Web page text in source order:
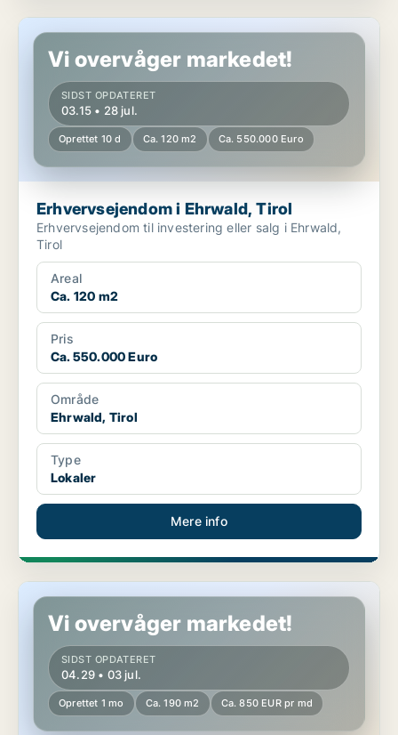
Erhvervsejendom i Ehrwald, Tirol
Vi overvåger markedet!
SIDST OPDATERET
03.15 • 28 jul.
Oprettet 10 d Ca. 120 m2 Ca. 550.000 Euro
Erhvervsejendom i Ehrwald, Tirol
Erhvervsejendom til investering eller salg i Ehrwald,
Tirol
Areal
Ca. 120 m2
Pris
Ca. 550.000 Euro
Område
Ehrwald, Tirol
Type
Lokaler
Mere info
Erhvervslokaler i Leisach, Tirol
Vi overvåger markedet!
SIDST OPDATERET
04.29 • 03 jul.
Oprettet 1 mo Ca. 190 m2 Ca. 850 EUR pr md